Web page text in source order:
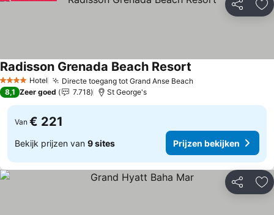
Delen
4 SterrenHotel Directe toegang tot Grand Anse BeachPrijzen bekijken
Radisson Grenada Beach Resort
8,1 Zeer goed 7.718 St George's
Van € 221
Bekijk prijzen van 9 sites Prijzen bekijken
Delen